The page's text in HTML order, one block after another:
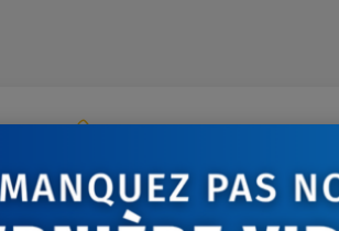
Contactez-nous
A votre écoute du lundi au